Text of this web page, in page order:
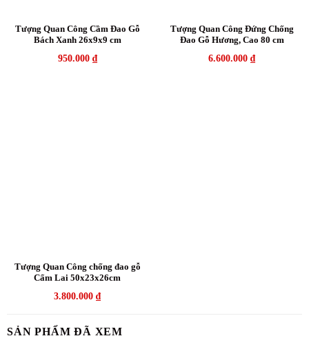
Tượng Quan Công Cầm Đao Gỗ
Bách Xanh 26x9x9 cm
950.000 ₫
Tượng Quan Công Đứng Chống
Đao Gỗ Hương, Cao 80 cm
6.600.000 ₫
Tượng Quan Công chống đao gỗ
Cẩm Lai 50x23x26cm
3.800.000 ₫
SẢN PHẨM ĐÃ XEM